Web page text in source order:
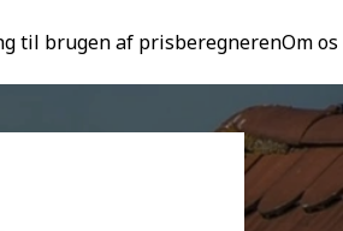
til brugen af prisberegnerenOm os